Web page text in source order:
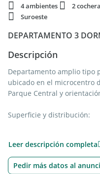
4 ambientes
2
Suroeste
DEPARTAMENTO 3
Descripción
Departamento amplio tipo
ubicado en el microcentro
Parque Central y
Superficie y distribución:
* Living comedor con salida
* Cocina independiente
Leer descripción completa
Pedir más datos al